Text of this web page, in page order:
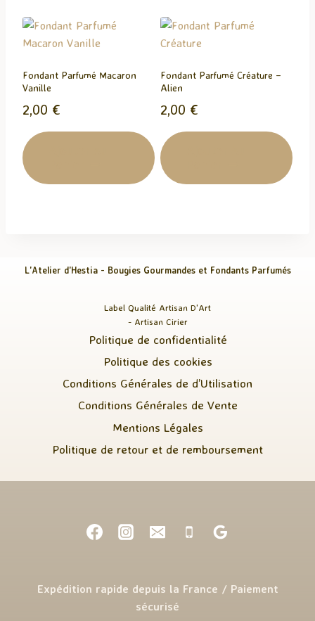
Fondant Parfumé Macaron
Vanille
2,00 €
Fondant Parfumé Créature –
Alien
2,00 €
L'Atelier d'Hestia - Bougies Gourmandes et Fondants Parfumés
Label Qualité Artisan D'Art
- Artisan Cirier
Politique de confidentialité
Politique des cookies
Conditions Générales de d’Utilisation
Conditions Générales de Vente
Mentions Légales
Politique de retour et de remboursement
Expédition rapide depuis la France / Paiement
sécurisé